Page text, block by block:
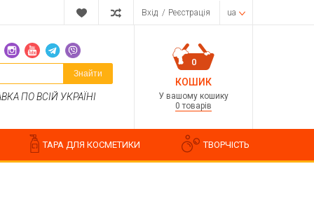
Вхід / Реєстрація ua
Знайти
ПО ВСІЙ УКРАЇНІ
0
КОШИК
У вашому кошику
0 товарів
ТАРА ДЛЯ КОСМЕТИКИ ТВОРЧІСТЬ